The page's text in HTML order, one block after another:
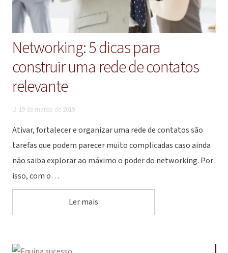
Networking: 5 dicas para
construir uma rede de contatos
relevante
19 de março de 2019
Ativar, fortalecer e organizar uma rede de contatos são
tarefas que podem parecer muito complicadas caso ainda
não saiba explorar ao máximo o poder do networking. Por
isso, com o…
Ler mais